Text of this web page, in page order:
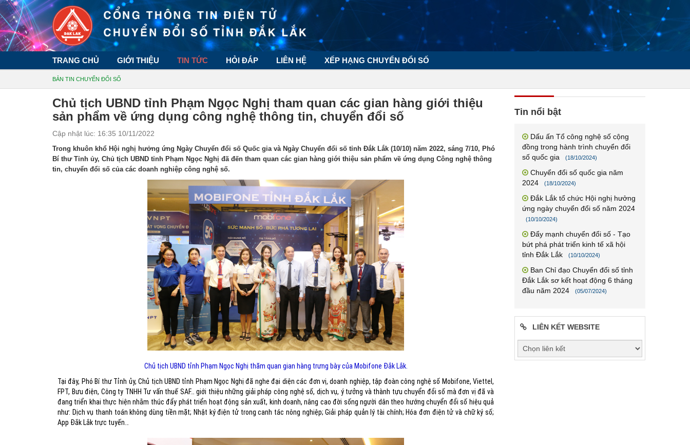
TRANG CHỦ GIỚI THIỆU TIN TỨC HỎI ĐÁP LIÊN HỆ XẾP HẠNG CHUYỂN ĐỔI SỐ
BẢN TIN CHUYỂN ĐỔI SỐ
Chủ tịch UBND tỉnh Phạm Ngọc Nghị tham quan các gian hàng giới thiệu
sản phẩm về ứng dụng công nghệ thông tin, chuyển đổi số
Cập nhật lúc: 16:35 10/11/2022
Trong khuôn khổ Hội nghị hưởng ứng Ngày Chuyển đổi số Quốc gia và Ngày Chuyển đổi số tỉnh Đắk Lắk (10/10) năm 2022, sáng 7/10, Phó
Bí thư Tỉnh ủy, Chủ tịch UBND tỉnh Phạm Ngọc Nghị đã đến tham quan các gian hàng giới thiệu sản phẩm về ứng dụng Công nghệ thông
tin, chuyển đổi số của các doanh nghiệp công nghệ số.
Chủ tịch UBND tỉnh Phạm Ngọc Nghị thăm quan gian hàng trưng bày của Mobifone Đắk Lắk.
Tại đây, Phó Bí thư Tỉnh ủy, Chủ tịch UBND tỉnh Phạm Ngọc Nghị đã nghe đại diện các đơn vị, doanh nghiệp, tập đoàn công nghệ số Mobifone, Viettel,
FPT, Bưu điện, Công ty TNHH Tư vấn thuế SAF… giới thiệu những giải pháp công nghệ số, dịch vụ, ý tưởng và thành tựu chuyển đổi số mà đơn vị đã và
đang triển khai thực hiện nhằm thúc đẩy phát triển hoạt động sản xuất, kinh doanh, nâng cao đời sống người dân theo hướng chuyển đổi số hiệu quả
như: Dịch vụ thanh toán không dùng tiền mặt; Nhật ký điện tử trong canh tác nông nghiệp; Giải pháp quản lý tài chính; Hóa đơn điện tử và chữ ký số;
App Đắk Lắk trực tuyến…
Tin nổi bật
Dấu ấn Tổ công nghệ số cộng
đồng trong hành trình chuyển đổi
số quốc gia
(18/10/2024)
Chuyển đổi số quốc gia năm
2024
(18/10/2024)
Đắk Lắk tổ chức Hội nghị hưởng
ứng ngày chuyển đổi số năm 2024
(10/10/2024)
Đẩy mạnh chuyển đổi số - Tạo
bứt phá phát triển kinh tế xã hội
tỉnh Đắk Lắk
(10/10/2024)
Ban Chỉ đạo Chuyển đổi số tỉnh
Đắk Lắk sơ kết hoạt động 6 tháng
đầu năm 2024
(05/07/2024)
LIÊN KẾT WEBSITE